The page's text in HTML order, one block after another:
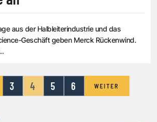
aus der Halbleiterindustrie und das
Geschäft geben Merck Rückenwind.
3 4 5 6 WEITER